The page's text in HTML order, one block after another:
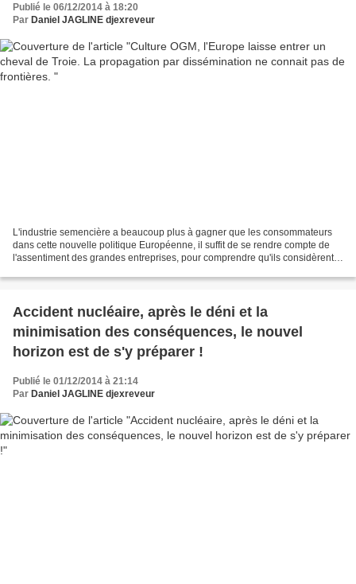
Publié le 06/12/2014 à 18:20
Par Daniel JAGLINE djexreveur
L'industrie semencière a beaucoup plus à gagner que les consommateurs
dans cette nouvelle politique Européenne, il suffit de se rendre compte de
l'assentiment des grandes entreprises, pour comprendre qu'ils considèrent
Accident nucléaire, après le déni et la
minimisation des conséquences, le nouvel
horizon est de s'y préparer !
Publié le 01/12/2014 à 21:14
Par Daniel JAGLINE djexreveur